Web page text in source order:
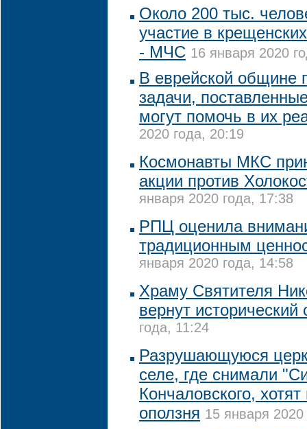
Около 200 тыс.
участие в
- МЧС 16 января 2020
В еврейской общине
задачи,
могут помочь в их
2020 года, 20:19
Космонавты МКС
акции против
января 2020 года, 17:38
РПЦ оценила
традиционным
января 2020 года, 14:58
Храму Святителя
вернут исторический
года, 11:24
Разрушающуюся
селе, где снимали
Кончаловского,
оползня 15 января